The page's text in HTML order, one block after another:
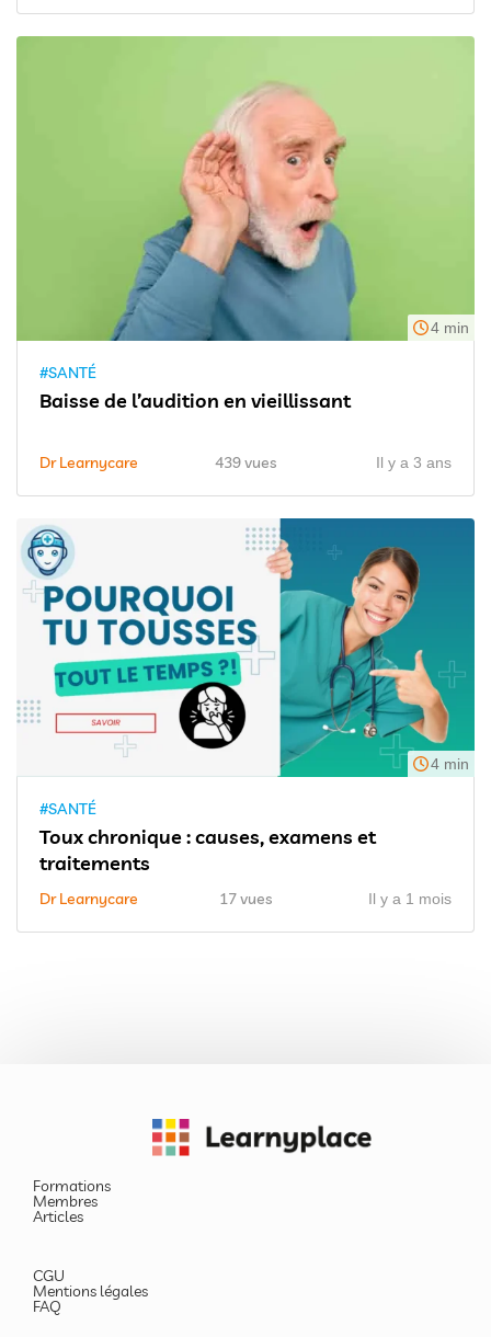
4 min
#SANTÉ
Baisse de l’audition en vieillissant
Dr Learnycare 439 vues Il y a 3 ans
4 min
#SANTÉ
Toux chronique : causes, examens et
traitements
Dr Learnycare 17 vues Il y a 1 mois
Formations
Membres
Articles
CGU
Mentions légales
FAQ